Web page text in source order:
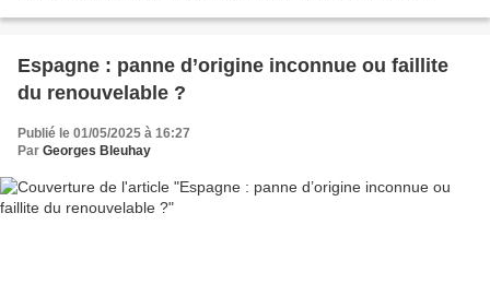
Espagne : panne d’origine inconnue ou faillite
du renouvelable ?
Publié le 01/05/2025 à 16:27
Par Georges Bleuhay